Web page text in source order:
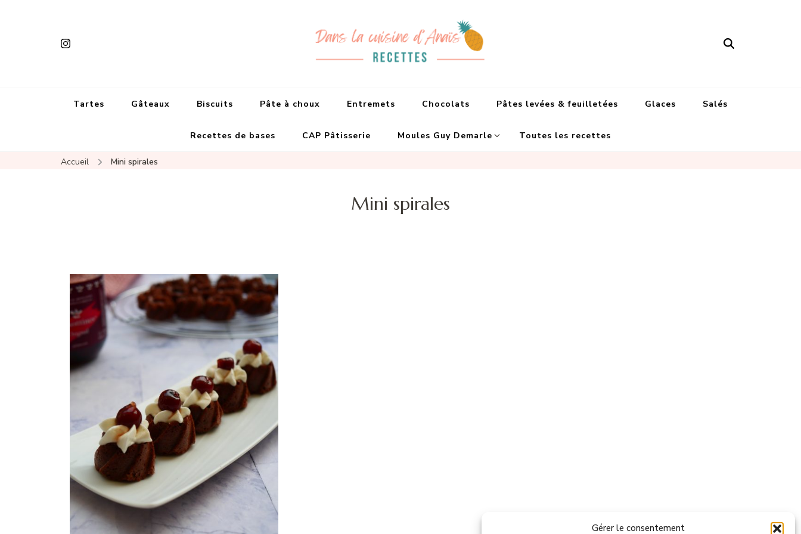
Gérer le consentement
Tartes Gâteaux Biscuits Pâte à choux Entremets Chocolats Pâtes levées & feuilletées Glaces Salés
Recettes de bases CAP Pâtisserie Moules Guy Demarle Toutes les recettes
Accueil Mini spirales
Mini spirales